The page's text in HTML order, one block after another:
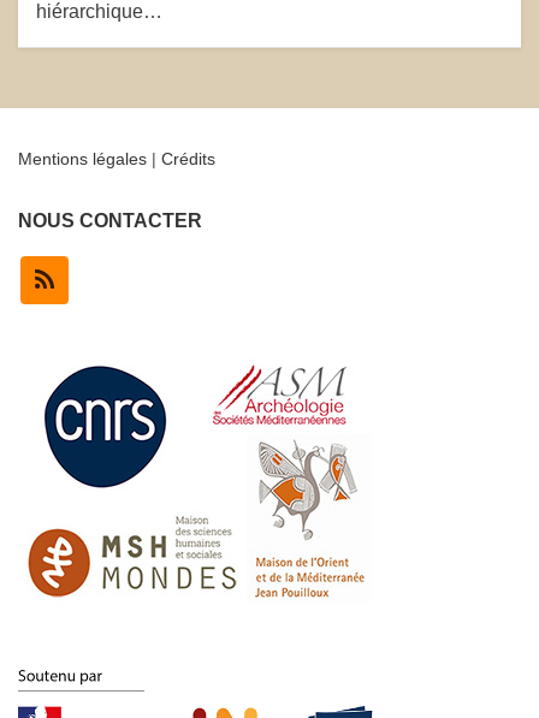
hiérarchique…
Mentions légales | Crédits
NOUS CONTACTER